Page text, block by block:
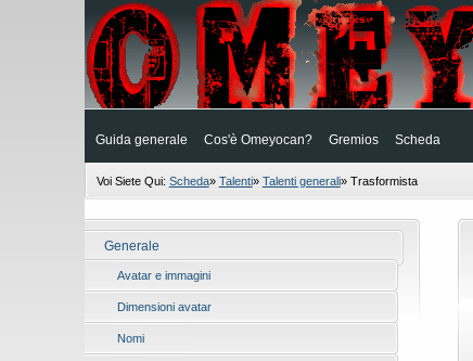
Guida generale Cos'è Omeyocan? Gremios Scheda
Voi Siete Qui: Scheda» Talenti» Talenti generali» Trasformista
Generale
Avatar e immagini
Dimensioni avatar
Nomi